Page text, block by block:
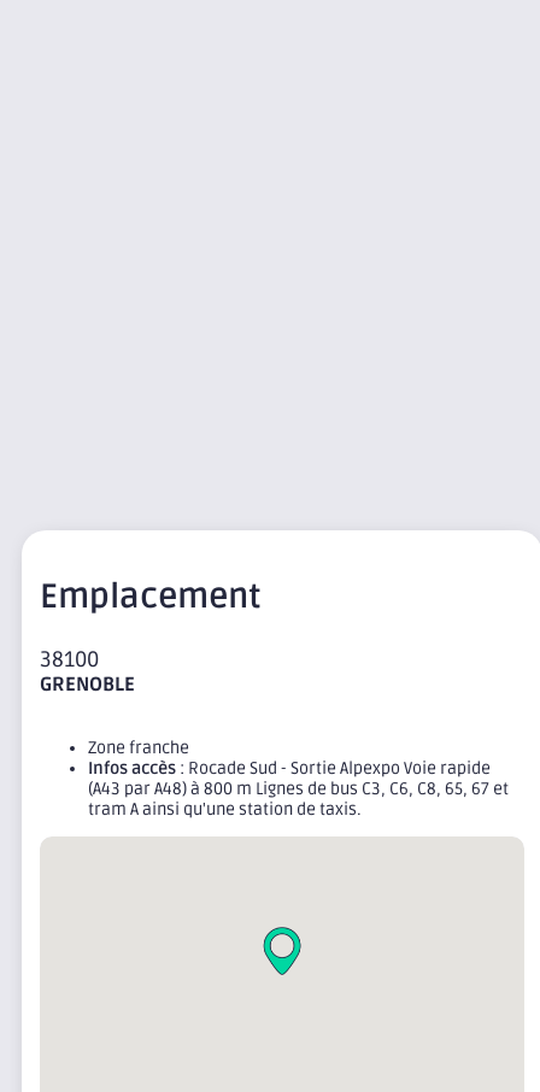
Emplacement
38100
GRENOBLE
Zone franche
Infos accès : Rocade Sud - Sortie Alpexpo Voie rapide
(A43 par A48) à 800 m Lignes de bus C3, C6, C8, 65, 67 et
tram A ainsi qu'une station de taxis.